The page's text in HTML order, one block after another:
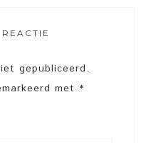
gepubliceerd.
met *